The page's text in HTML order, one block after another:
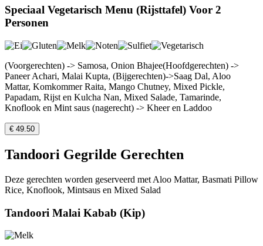
Speciaal Vegetarisch Menu (Rijsttafel) Voor 2
Personen
(Voorgerechten) -> Samosa, Onion Bhajee(Hoofdgerechten) ->
Paneer Achari, Malai Kupta, (Bijgerechten)->Saag Dal, Aloo
Mattar, Komkommer Raita, Mango Chutney, Mixed Pickle,
Papadam, Rijst en Kulcha Nan, Mixed Salade, Tamarinde,
Knoflook en Mint saus (nagerecht) -> Kheer en Laddoo
€ 49.50
Tandoori Gegrilde Gerechten
Deze gerechten worden geserveerd met Aloo Mattar, Basmati Pillow
Rice, Knoflook, Mintsaus en Mixed Salad
Tandoori Malai Kabab (Kip)